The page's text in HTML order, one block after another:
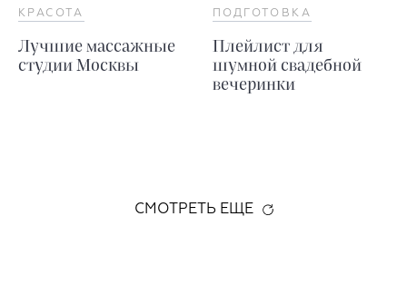
КРАСОТА
Лучшие массажные
студии Москвы
ПОДГОТОВКА
Плейлист для
шумной свадебной
вечеринки
СМОТРЕТЬ ЕЩЕ